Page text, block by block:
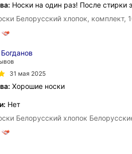
Носки на один раз! После стирки
Белорусский хлопок, комплект,
31 мая 2025
Хорошие носки
Нет
Белорусский хлопок